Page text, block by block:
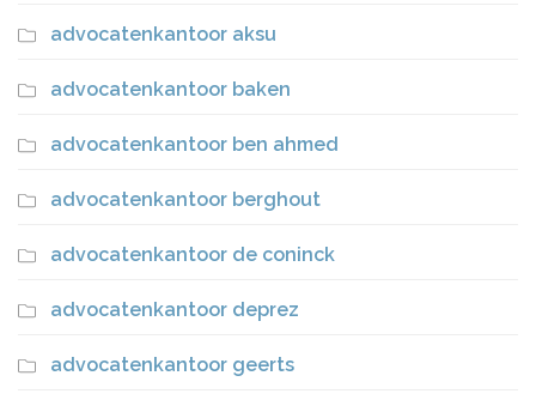
advocatenkantoor aksu
advocatenkantoor baken
advocatenkantoor ben ahmed
advocatenkantoor berghout
advocatenkantoor de coninck
advocatenkantoor deprez
advocatenkantoor geerts